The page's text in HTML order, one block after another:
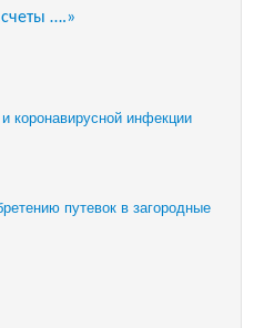
….»
коронавирусной инфекции
путевок в загородные